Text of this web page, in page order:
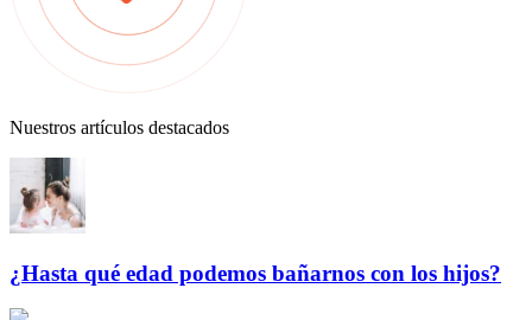
Nuestros artículos destacados
¿Hasta qué edad podemos bañarnos con los hijos?